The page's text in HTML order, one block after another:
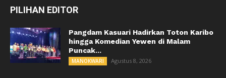
PILIHAN EDITOR
Pangdam Kasuari Hadirkan Toton Karibo
hingga Komedian Yewen di Malam
Puncak...
MANOKWARI Agustus 8, 2026